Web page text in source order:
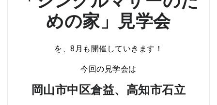
めの家」見学会
を、8月も開催していきます！
今回の見学会は
岡山市中区倉益、 高知市石立